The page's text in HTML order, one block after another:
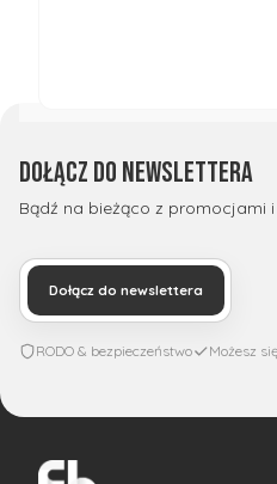
Dołącz do newslettera
Bądź na bieżąco z promocjami
Dołącz do newslettera
RODO & bezpieczeństwo Możesz